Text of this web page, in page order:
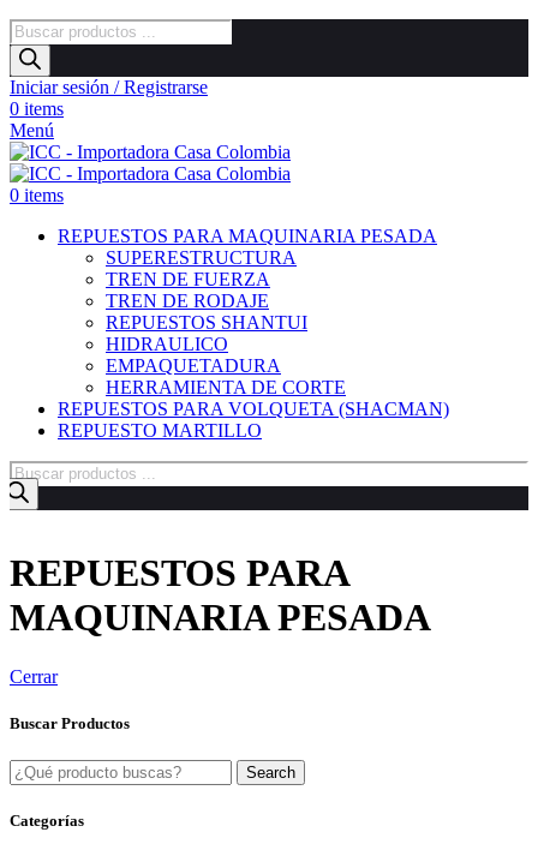
Búsqueda
de
productos
Iniciar sesión / Registrarse
0 items
Menú
0 items
REPUESTOS PARA MAQUINARIA PESADA
SUPERESTRUCTURA
TREN DE FUERZA
TREN DE RODAJE
REPUESTOS SHANTUI
HIDRAULICO
EMPAQUETADURA
HERRAMIENTA DE CORTE
REPUESTOS PARA VOLQUETA (SHACMAN)
REPUESTO MARTILLO
Búsqueda
de
productos
REPUESTOS PARA
MAQUINARIA PESADA
Cerrar
Buscar Productos
Search
Categorías